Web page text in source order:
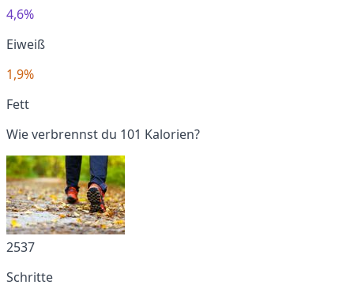
4,6%
Eiweiß
1,9%
Fett
Wie verbrennst du 101 Kalorien?
2537
Schritte